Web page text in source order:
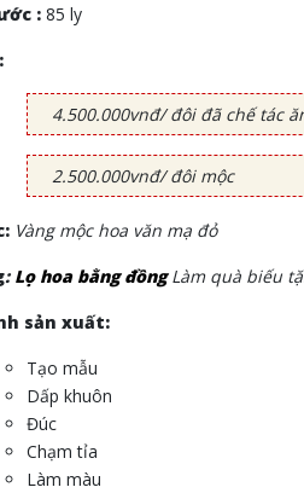
: 85 ly
4.500.000vnđ/ đôi đã chế tác
2.500.000vnđ/ đôi mộc
Vàng mộc hoa văn mạ đỏ
: Lọ hoa bằng đồng Làm quà biếu
sản xuất:
Tạo mẫu
Dấp khuôn
Đúc
Chạm tỉa
Làm màu